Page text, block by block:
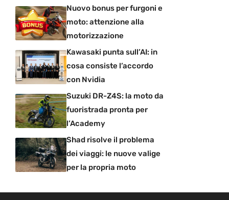
Nuovo bonus per furgoni e
moto: attenzione alla
motorizzazione
Kawasaki punta sull’AI: in
cosa consiste l’accordo
con Nvidia
Suzuki DR-Z4S: la moto da
fuoristrada pronta per
l’Academy
Shad risolve il problema
dei viaggi: le nuove valige
per la propria moto